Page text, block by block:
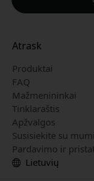
Atrask
Produktai
FAQ
Mažmenininkai
Tinklaraštis
Apžvalgos
Susisiekite su
Pardavimo ir
Lietuvių